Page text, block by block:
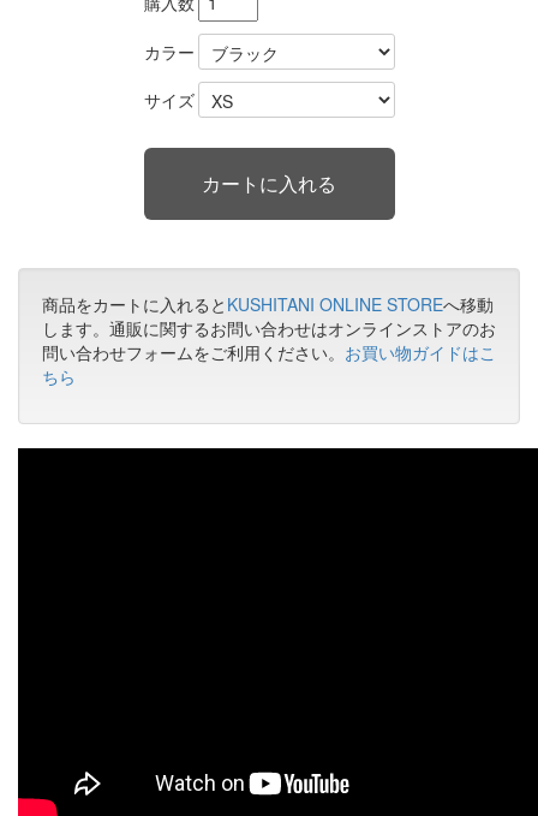
カラー
サイズ
商品をカートに入れると KUSHITANI ONLINE STOREへ移動
します。通販に関するお問い合わせはオンラインストアのお
問い合わせフォームをご利用ください。 お買い物ガイドはこ
ちら